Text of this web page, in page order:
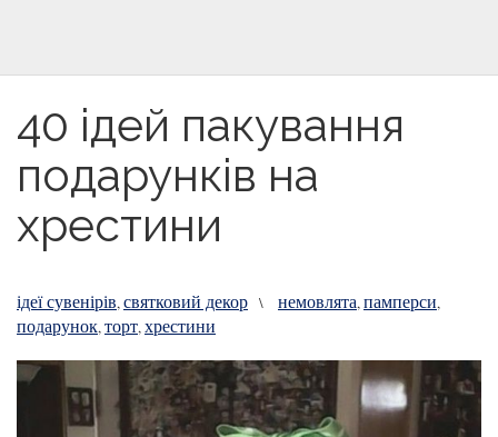
40 ідей пакування
подарунків на
хрестини
ідеї сувенірів,святковий декор \ немовлята,памперси,
подарунок,торт,хрестини